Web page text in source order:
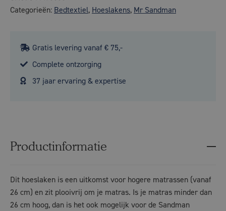
Categorieën: Bedtextiel, Hoeslakens, Mr Sandman
Gratis levering vanaf € 75,-
Complete ontzorging
37 jaar ervaring & expertise
Productinformatie
Dit hoeslaken is een uitkomst voor hogere matrassen (vanaf
26 cm) en zit plooivrij om je matras. Is je matras minder dan
26 cm hoog, dan is het ook mogelijk voor de Sandman